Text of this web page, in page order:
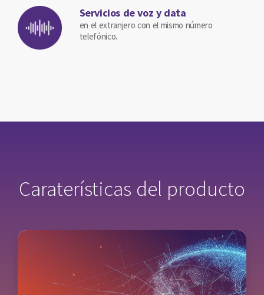
Servicios de voz y data
en el extranjero con el mismo número
telefónico.
Caraterísticas del producto